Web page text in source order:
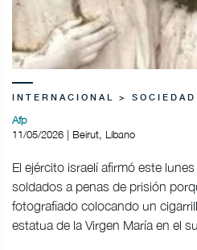
INTERNACIONAL > SOCIEDAD
Afp
11/05/2026 | Beirut, Líbano
El ejército israelí afirmó este
soldados a penas de prisión
fotografiado colocando un
estatua de la Virgen María en el